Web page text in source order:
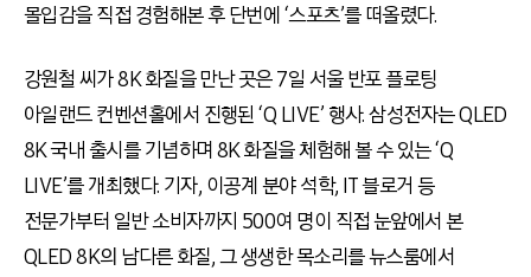
몰입감을 직접 경험해본 후 단번에 ‘스포츠’를 떠올렸다.
강원철 씨가 8K 화질을 만난 곳은 7일 서울 반포 플로팅
아일랜드 컨벤션홀에서 진행된 ‘Q LIVE’ 행사. 삼성전자는 QLED
8K 국내 출시를 기념하며 8K 화질을 체험해 볼 수 있는 ‘Q
LIVE’를 개최했다. 기자, 이공계 분야 석학, IT 블로거 등
전문가부터 일반 소비자까지 500여 명이 직접 눈앞에서 본
QLED 8K의 남다른 화질, 그 생생한 목소리를 뉴스룸에서